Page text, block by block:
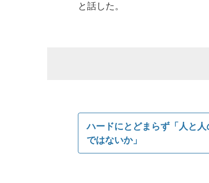
と話した。
ハードにとどまらず「人と
ではないか」